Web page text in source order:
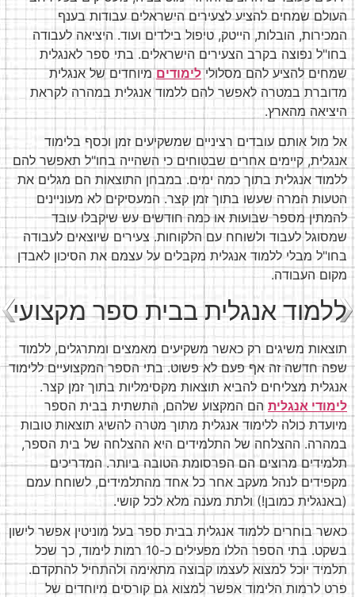
העולם שמחים להציע לצעירים הישראלים עבודות בענף
המכירות, הובלות, הייטק, טיפול בילדים ועוד. היציאה לעבודה
בחו"ל נפוצה בקרב הצעירים הישראלים. בתי ספר לאנגלית
שמחים להציע להם מסלולילימודיםמיוחדים של אנגלית
מדוברת במטרה לאפשר להם ללמוד אנגלית במהרה לקראת
היציאה מהארץ.
אל מול אותם עובדים רציניים שמשקיעים זמן וכסף בלימוד
אנגלית, קיימים אחרים שבטוחים כי השהייה בחו"ל תאפשר להם
ללמוד אנגלית בתוך כמה ימים. במבחן התוצאות הם מגלים את
הטעות המרה שעשו בתוך זמן קצר. המעסיקים לא מעוניינים
להמתין מספר שבועות או כמה חודשים עש שיקבלו עובד
שמסוגל לעבוד ולשוחח עם הלקוחות. צעירים שיוצאים לעבודה
בחו"ל מבלי ללמוד אנגלית מקבלים על עצמם את הסיכון לאבדן
מקום העבודה.
ללמוד אנגלית בבית ספר מקצועי
תוצאות משיגים רק כאשר משקיעים מאמצים ומתרגלים, ללמוד
שפה חדשה זה אף פעם לא פשוט. בתי הספר המקצועיים ללימוד
אנגלית מצליחים להביא תוצאות מקסימליות בתוך זמן קצר.
לימודי אנגלית הם המקצוע שלהם, התשתית בבית הספר
מיועדת כולה ללימוד אנגלית מתוך מטרה להשיג תוצאות טובות
במהרה. ההצלחה של התלמידים היא ההצלחה של בית הספר,
תלמידים מרוצים הם הפרסומת הטובה ביותר. המדריכים
מקפידים לנהל מעקב אחר כל אחד מהתלמידים, לשוחח עמם
(באנגלית כמובן!) ולתת מענה מלא לכל קושי.
כאשר בוחרים ללמוד אנגלית בבית ספר בעל מוניטין אפשר לישון
בשקט. בתי הספר הללו מפעילים כ-10 רמות לימוד, כך שכל
תלמיד יוכל למצוא לעצמו קבוצה מתאימה ולהתחיל להתקדם.
פרט לרמות הלימוד אפשר למצוא גם קורסים מיוחדים של